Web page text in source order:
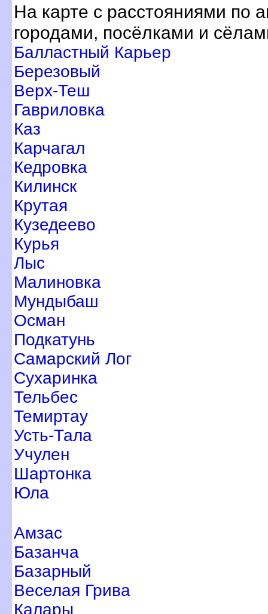
На карте с расстояниями по
ородами, посёлками и
Балластный Карьер
Березовый
ерх-Теш
Гавриловка
Каз
Карчагал
Кедровка
Килинск
Крутая
Кузедеево
Курья
Лыс
Малиновка
Мундыбаш
Осман
Подкатунь
Самарский Ло
Сухаринка
Тельбес
Темиртау
Усть-Тала
Учулен
Шартонка
Юла
Амзас
Базанча
Базарный
еселая Грива
Калары